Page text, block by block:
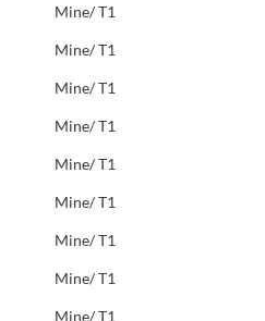
Mine/ T1
Mine/ T1
Mine/ T1
Mine/ T1
Mine/ T1
Mine/ T1
Mine/ T1
Mine/ T1
Mine/ T1